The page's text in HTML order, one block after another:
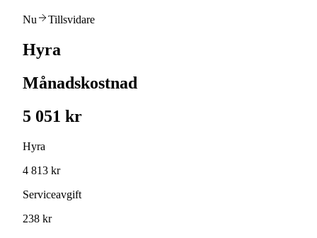
Nu Tillsvidare
Hyra
Månadskostnad
5 051 kr
Hyra
4 813 kr
Serviceavgift
238 kr